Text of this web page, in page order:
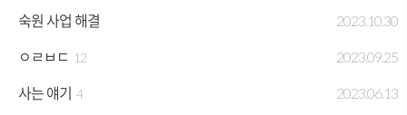
숙원 사업 해결 2023.10.30
ㅇㄹㅂㄷ 12 2023.09.25
사는 얘기 4 2023.06.13